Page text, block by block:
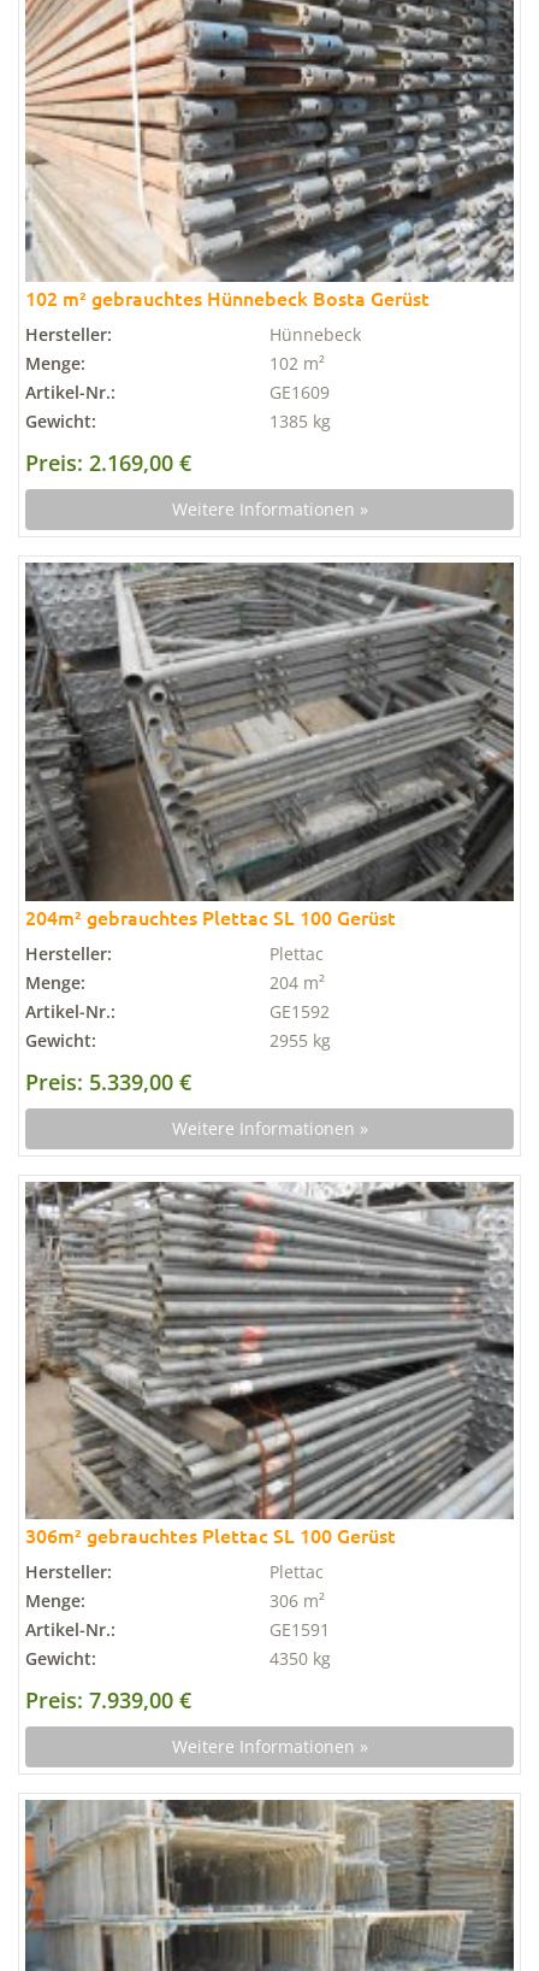
102 m² gebrauchtes Hünnebeck Bosta Gerüst
Hersteller:
Hünnebeck
Menge:
102 m²
Artikel-Nr.:
GE1609
Gewicht:
1385 kg
Preis: 2.169,00 €
Weitere Informationen »
204m² gebrauchtes Plettac SL 100 Gerüst
Hersteller:
Plettac
Menge:
204 m²
Artikel-Nr.:
GE1592
Gewicht:
2955 kg
Preis: 5.339,00 €
Weitere Informationen »
306m² gebrauchtes Plettac SL 100 Gerüst
Hersteller:
Plettac
Menge:
306 m²
Artikel-Nr.:
GE1591
Gewicht:
4350 kg
Preis: 7.939,00 €
Weitere Informationen »